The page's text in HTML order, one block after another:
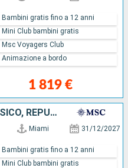
1 819 €
Bambini gratis fino a 12 anni
Mini Club bambini gratis
Msc Voyagers Club
Animazione a bordo
BAHAMAS, HONDURAS, MESSICO, REPUBBLICA DOMINICANA, PORTORICO, STATI UNITI
Miami 31/12/2027
Bambini gratis fino a 12 anni
Mini Club bambini gratis